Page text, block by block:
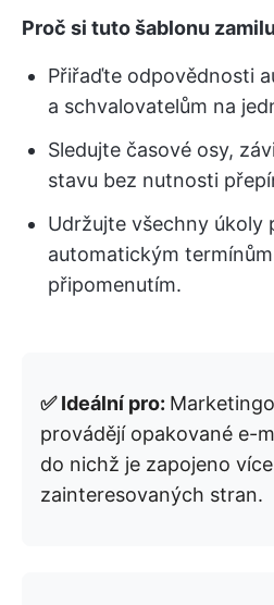
Proč si tuto šablonu
Přiřaďte odpovědnosti
a schvalovatelům na
Sledujte časové osy,
stavu bez nutnosti
Udržujte všechny úkoly
automatickým
připomenutím.
✅ Ideální pro:
provádějí opakované e-
do nichž je zapojeno
zainteresovaných stran.